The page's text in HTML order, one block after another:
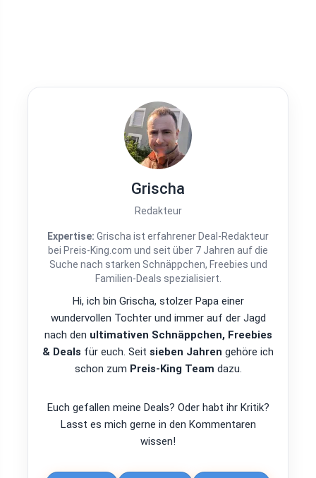
Grischa
Redakteur
Expertise: Grischa ist erfahrener Deal-Redakteur
bei Preis-King.com und seit über 7 Jahren auf die
Suche nach starken Schnäppchen, Freebies und
Familien-Deals spezialisiert.
Hi, ich bin Grischa, stolzer Papa einer
wundervollen Tochter und immer auf der Jagd
nach den ultimativen Schnäppchen, Freebies
& Deals für euch. Seit sieben Jahren gehöre ich
schon zum Preis-King Team dazu.
Euch gefallen meine Deals? Oder habt ihr Kritik?
Lasst es mich gerne in den Kommentaren
wissen!